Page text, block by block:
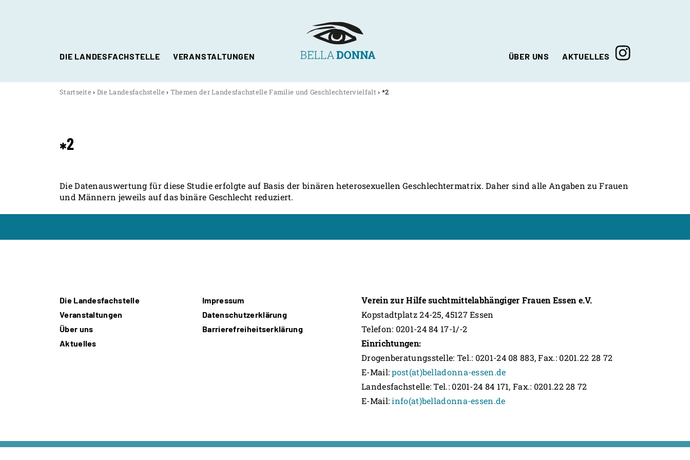
DIE LANDESFACHSTELLE
Themen der Landesfachstelle Familie und Geschlechtervielfalt
Publikationen
VERANSTALTUNGEN ÜBER UNS AKTUELLES
Startseite › Die Landesfachstelle › Themen der Landesfachstelle Familie und Geschlechtervielfalt › *2
*2
Die Datenauswertung für diese Studie erfolgte auf Basis der binären heterosexuellen Geschlechtermatrix. Daher sind alle Angaben zu Frauen
und Männern jeweils auf das binäre Geschlecht reduziert.
Die Landesfachstelle
Veranstaltungen
Über uns
Aktuelles
Impressum
Datenschutzerklärung
Barrierefreiheitserklärung
Verein zur Hilfe suchtmittelabhängiger Frauen Essen e.V.
Kopstadtplatz 24-25, 45127 Essen
Telefon: 0201-24 84 17-1/-2
Einrichtungen:
Drogenberatungsstelle: Tel.: 0201-24 08 883, Fax.: 0201.22 28 72
E-Mail:post(at)belladonna-essen.de
Landesfachstelle: Tel.: 0201-24 84 171, Fax.: 0201.22 28 72
E-Mail:info(at)belladonna-essen.de